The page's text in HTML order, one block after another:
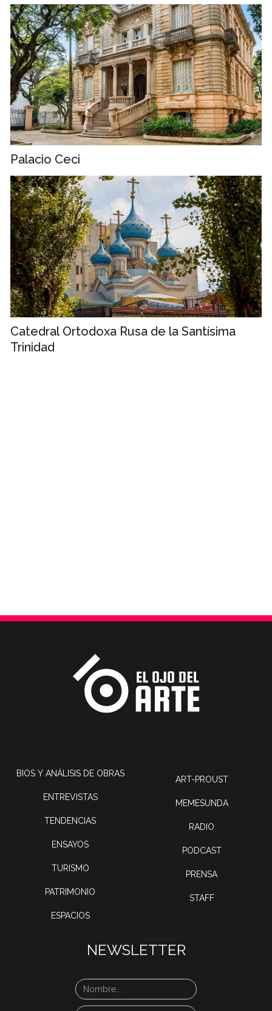
Palacio Ceci
Catedral Ortodoxa Rusa de la Santísima
Trinidad
BIOS Y ANÁLISIS DE OBRAS
ENTREVISTAS
TENDENCIAS
ENSAYOS
TURISMO
PATRIMONIO
ESPACIOS
ART-PROUST
MEMESUNDA
RADIO
PODCAST
PRENSA
STAFF
NEWSLETTER